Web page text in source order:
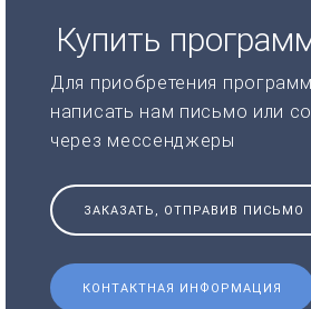
Купить
Для приобретения
написать нам письмо или
через мессенджеры
ЗАКАЗАТЬ, ОТПРАВИВ ПИСЬМО
КОНТАКТНАЯ ИНФОРМАЦИЯ